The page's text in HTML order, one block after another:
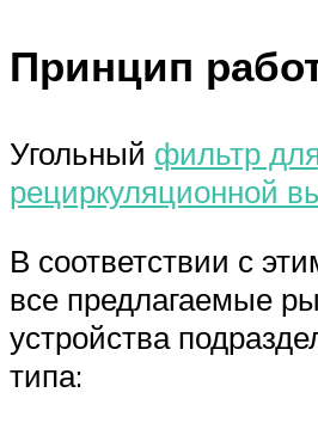
Принцип
Угольный фильтр
рециркуляционной
В соответствии с
все предлагаемые
устройства
типа: